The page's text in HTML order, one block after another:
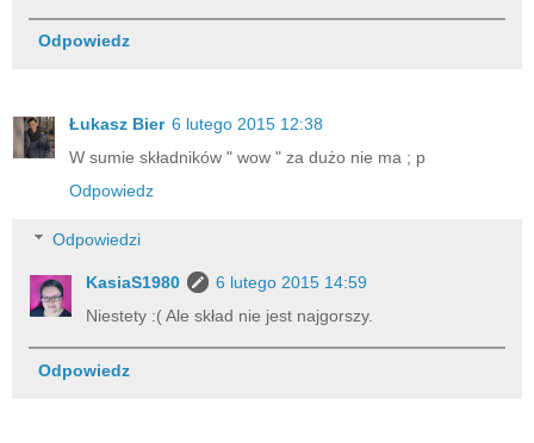
Odpowiedz
Łukasz Bier 6 lutego 2015 12:38
W sumie składników " wow " za dużo nie ma ; p
Odpowiedz
Odpowiedzi
KasiaS1980
6 lutego 2015 14:59
Niestety :( Ale skład nie jest najgorszy.
Odpowiedz